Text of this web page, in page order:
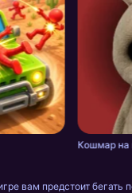
Кошмар на
вам предстоит бегать